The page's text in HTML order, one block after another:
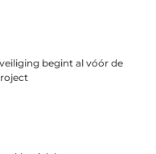
begint al vóór de